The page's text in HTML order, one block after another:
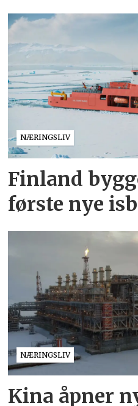
NÆRINGSLIV
Finland
første nye
NÆRINGSLIV
Kina åpner